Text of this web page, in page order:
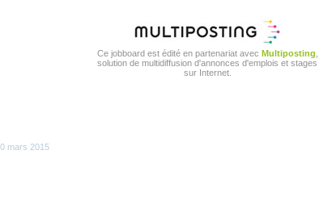
mars 2015
Ce jobboard est édité en partenariat avec Multiposting
solution de multidiffusion d'annonces d'emplois et stages
sur Internet.